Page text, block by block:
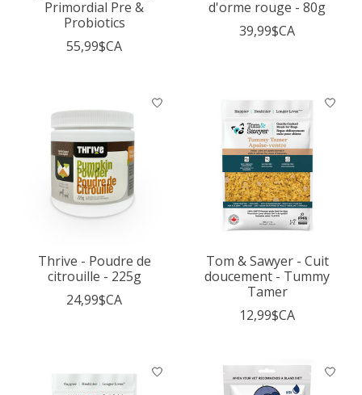
Primordial Pre &
Probiotics
55,99$CA
d'orme rouge - 80g
39,99$CA
Thrive - Poudre de
citrouille - 225g
24,99$CA
Tom & Sawyer - Cuit
doucement - Tummy
Tamer
12,99$CA